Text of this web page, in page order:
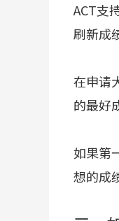
ACT支
刷新成
在申请
的最好
如果第
想的成